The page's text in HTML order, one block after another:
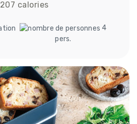
207 calories
4
pers.